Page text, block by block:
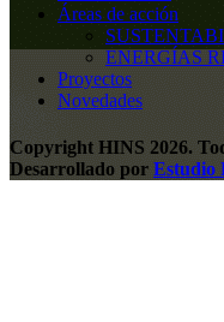
Áreas de acción
ENERGÍAS
Proyectos
Novedades
Copyright HINS 2026.
Desarrollado por Estudio